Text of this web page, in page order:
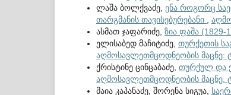
ლაშა ბოლქვაძე, ენა როგორც
თარგმანის თავისებურებანი ,
ასმათ ჯაფარიძე, ზია ფაშა (1829-
ელისაბედ მაჩიტიძე, თურქეთის
აღმოსავლეთმცოდნეობის მაცნე:
ქრისტინე ცინცაბაძე, თურქულ და
აღმოსავლეთმცოდნეობის მაცნე:
მაია კაპანაძე, შორენა სიგუა,